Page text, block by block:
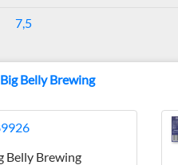
7,5
Big Belly Brewing
Belly Brewing